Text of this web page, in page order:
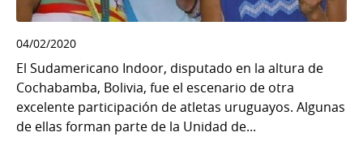
04/02/2020
El Sudamericano Indoor, disputado en la altura de
Cochabamba, Bolivia, fue el escenario de otra
excelente participación de atletas uruguayos. Algunas
de ellas forman parte de la Unidad de...